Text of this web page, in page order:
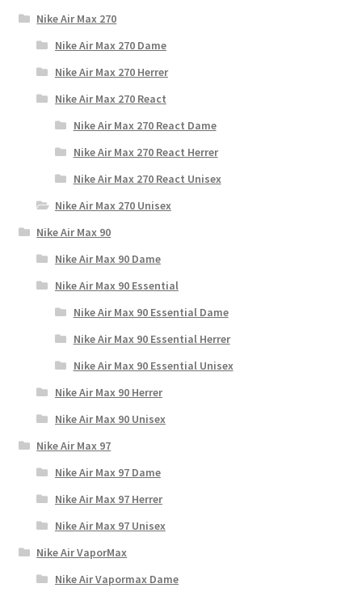
Nike Air Max 270
Nike Air Max 270 Dame
Nike Air Max 270 Herrer
Nike Air Max 270 React
Nike Air Max 270 React Dame
Nike Air Max 270 React Herrer
Nike Air Max 270 React Unisex
Nike Air Max 270 Unisex
Nike Air Max 90
Nike Air Max 90 Dame
Nike Air Max 90 Essential
Nike Air Max 90 Essential Dame
Nike Air Max 90 Essential Herrer
Nike Air Max 90 Essential Unisex
Nike Air Max 90 Herrer
Nike Air Max 90 Unisex
Nike Air Max 97
Nike Air Max 97 Dame
Nike Air Max 97 Herrer
Nike Air Max 97 Unisex
Nike Air VaporMax
Nike Air Vapormax Dame